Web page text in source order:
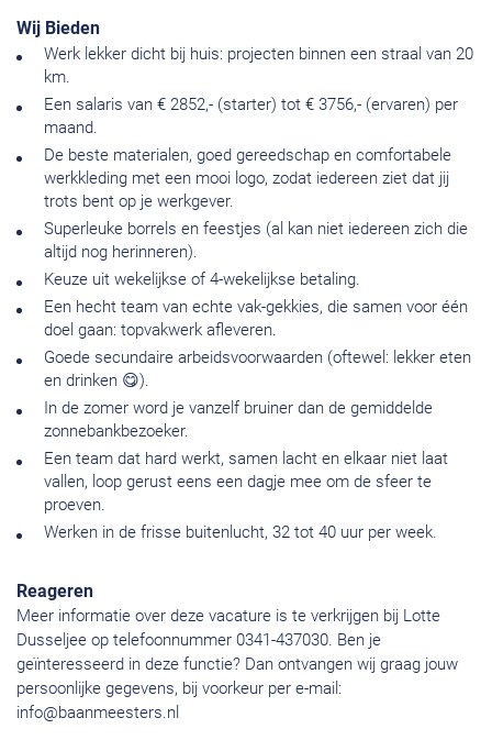
Wij Bieden
Werk lekker dicht bij huis: projecten binnen een straal van 20
km.
Een salaris van € 2852,- (starter) tot € 3756,- (ervaren) per
maand.
De beste materialen, goed gereedschap en comfortabele
werkkleding met een mooi logo, zodat iedereen ziet dat jij
trots bent op je werkgever.
Superleuke borrels en feestjes (al kan niet iedereen zich die
altijd nog herinneren).
Keuze uit wekelijkse of 4-wekelijkse betaling.
Een hecht team van echte vak-gekkies, die samen voor één
doel gaan: topvakwerk afleveren.
Goede secundaire arbeidsvoorwaarden (oftewel: lekker eten
en drinken 😋).
In de zomer word je vanzelf bruiner dan de gemiddelde
zonnebankbezoeker.
Een team dat hard werkt, samen lacht en elkaar niet laat
vallen, loop gerust eens een dagje mee om de sfeer te
proeven.
Werken in de frisse buitenlucht, 32 tot 40 uur per week.
Reageren
Meer informatie over deze vacature is te verkrijgen bij Lotte
Dusseljee op telefoonnummer 0341-437030. Ben je
geïnteresseerd in deze functie? Dan ontvangen wij graag jouw
persoonlijke gegevens, bij voorkeur per e-mail:
info@baanmeesters.nl